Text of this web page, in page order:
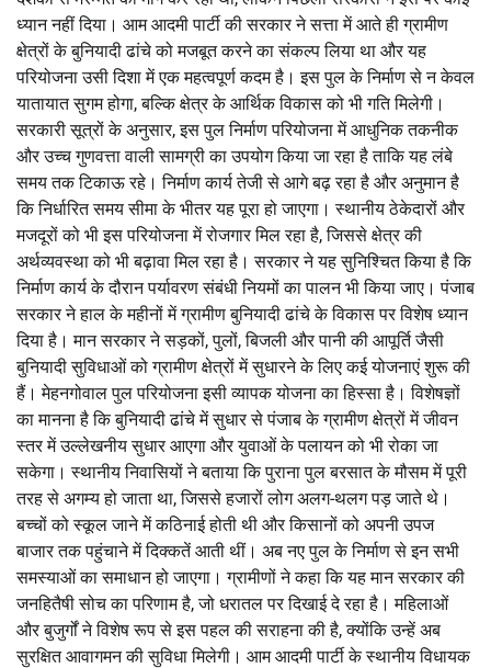
ध्यान नहीं दिया। आम आदमी पार्टी की सरकार ने सत्ता में आते ही ग्रामीण
क्षेत्रों के बुनियादी ढांचे को मजबूत करने का संकल्प लिया था और यह
परियोजना उसी दिशा में एक महत्वपूर्ण कदम है। इस पुल के निर्माण से न केवल
यातायात सुगम होगा, बल्कि क्षेत्र के आर्थिक विकास को भी गति मिलेगी।
सरकारी सूत्रों के अनुसार, इस पुल निर्माण परियोजना में आधुनिक तकनीक
और उच्च गुणवत्ता वाली सामग्री का उपयोग किया जा रहा है ताकि यह लंबे
समय तक टिकाऊ रहे। निर्माण कार्य तेजी से आगे बढ़ रहा है और अनुमान है
कि निर्धारित समय सीमा के भीतर यह पूरा हो जाएगा। स्थानीय ठेकेदारों और
मजदूरों को भी इस परियोजना में रोजगार मिल रहा है, जिससे क्षेत्र की
अर्थव्यवस्था को भी बढ़ावा मिल रहा है। सरकार ने यह सुनिश्चित किया है कि
निर्माण कार्य के दौरान पर्यावरण संबंधी नियमों का पालन भी किया जाए। पंजाब
सरकार ने हाल के महीनों में ग्रामीण बुनियादी ढांचे के विकास पर विशेष ध्यान
दिया है। मान सरकार ने सड़कों, पुलों, बिजली और पानी की आपूर्ति जैसी
बुनियादी सुविधाओं को ग्रामीण क्षेत्रों में सुधारने के लिए कई योजनाएं शुरू की
हैं। मेहनगोवाल पुल परियोजना इसी व्यापक योजना का हिस्सा है। विशेषज्ञों
का मानना है कि बुनियादी ढांचे में सुधार से पंजाब के ग्रामीण क्षेत्रों में जीवन
स्तर में उल्लेखनीय सुधार आएगा और युवाओं के पलायन को भी रोका जा
सकेगा। स्थानीय निवासियों ने बताया कि पुराना पुल बरसात के मौसम में पूरी
तरह से अगम्य हो जाता था, जिससे हजारों लोग अलग-थलग पड़ जाते थे।
बच्चों को स्कूल जाने में कठिनाई होती थी और किसानों को अपनी उपज
बाजार तक पहुंचाने में दिक्कतें आती थीं। अब नए पुल के निर्माण से इन सभी
समस्याओं का समाधान हो जाएगा। ग्रामीणों ने कहा कि यह मान सरकार की
जनहितैषी सोच का परिणाम है, जो धरातल पर दिखाई दे रहा है। महिलाओं
और बुजुर्गों ने विशेष रूप से इस पहल की सराहना की है, क्योंकि उन्हें अब
सुरक्षित आवागमन की सुविधा मिलेगी। आम आदमी पार्टी के स्थानीय विधायक